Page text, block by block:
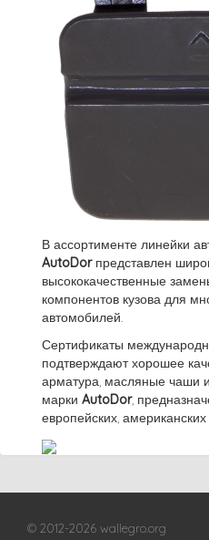
В ассортименте линейки
AutoDorпредставлен
высококачественные
компонентов кузова для
автомобилей.
Сертификаты
подтверждают хорошее
арматура, масляные чаши
марки AutoDor,
европейских,
© 2012-2026 wallegro.org